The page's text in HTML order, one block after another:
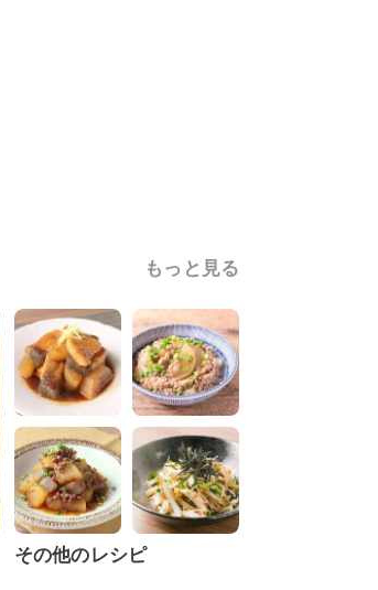
もっと見る
その他のレシピ